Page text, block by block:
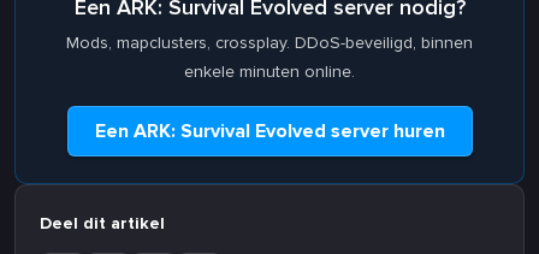
Een ARK: Survival Evolved server nodig?
Mods, mapclusters, crossplay. DDoS-beveiligd, binnen
enkele minuten online.
Een ARK: Survival Evolved server huren
Deel dit artikel